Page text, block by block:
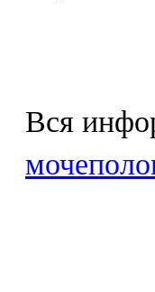
Вся